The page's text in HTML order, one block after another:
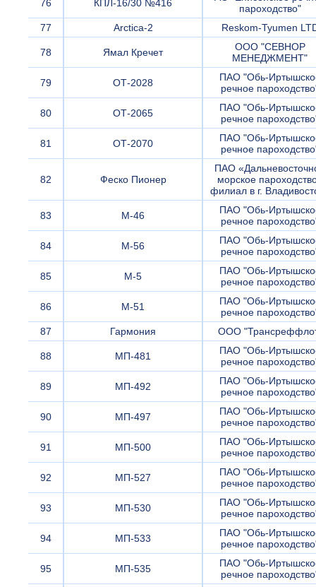
76 КПЛ-16/30 №416
пароходство"
77
Arctica-2 Reskom-Tyumen
78 Ямал Кречет
ООО "СЕВНОР
МЕНЕДЖМЕНТ"
79 ОТ-2028
ПАО "Обь-
речное
80 ОТ-2065
ПАО "Обь-
речное
81 ОТ-2070
ПАО "Обь-
речное
82 Феско Пионер
ПАО
морское
филиал в г.
83 М-46
ПАО "Обь-
речное
84 М-56
ПАО "Обь-
речное
85 М-5
ПАО "Обь-
речное
86 М-51
ПАО "Обь-
речное
87
Гармония ООО
88 МП-481
ПАО "Обь-
речное
89 МП-492
ПАО "Обь-
речное
90 МП-497
ПАО "Обь-
речное
91 МП-500
ПАО "Обь-
речное
92 МП-527
ПАО "Обь-
речное
93 МП-530
ПАО "Обь-
речное
94 МП-533
ПАО "Обь-
речное
95 МП-535
ПАО "Обь-
речное